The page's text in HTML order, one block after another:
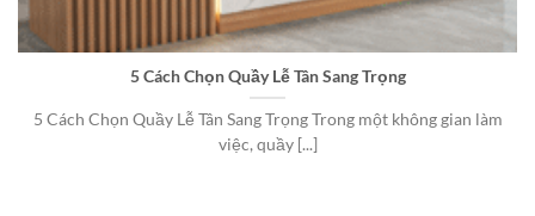
5 Cách Chọn Quầy Lễ Tân Sang Trọng
5 Cách Chọn Quầy Lễ Tân Sang Trọng Trong một không gian làm
việc, quầy [...]